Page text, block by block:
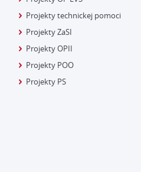
Projekty technickej pomoci
Projekty ZaSI
Projekty OPII
Projekty POO
Projekty PS